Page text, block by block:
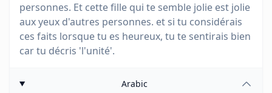
personnes. Et cette fille qui te semble jolie est jolie
aux yeux d'autres personnes. et si tu considérais
ces faits lorsque tu es heureux, tu te sentirais bien
car tu décris 'l'unité'.
Arabic